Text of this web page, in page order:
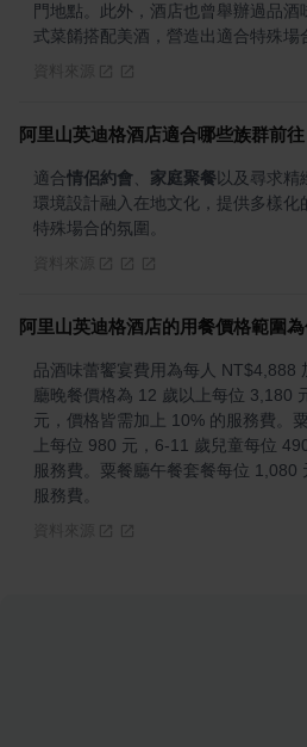
門地點。此外，酒店也曾舉辦過品
式菜餚搭配美酒，營造出適合特殊場
阿里山英迪格酒店適合哪些族群前往
適合情侶約會 家庭聚餐以及尋求精
環境設計融入在地文化，提供多樣
特殊場合的氛圍。
阿里山英迪格酒店的用餐價格範圍為
品酒味蕾饗宴費用為每人 NT$4,888
廳晚餐價格為 12 歲以上每位 3,180
元，價格皆需加上 10% 的服務費。
上每位 980 元，6-11 歲兒童每位
服務費。粟餐廳午餐套餐每位 1,080
服務費。